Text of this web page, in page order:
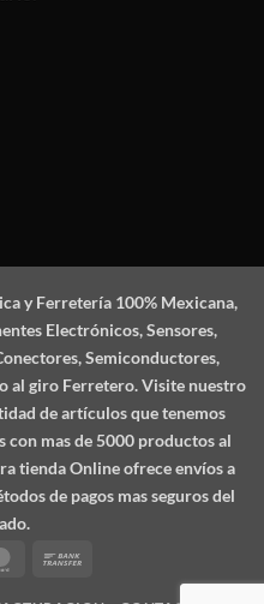
y Ferretería 100% Mexicana,
Electrónicos, Sensores,
Semiconductores,
al giro Ferretero. Visite nuestro
de artículos que tenemos
con mas de 5000 productos al
tienda Online ofrece envíos a
de pagos mas seguros del
MasterCard